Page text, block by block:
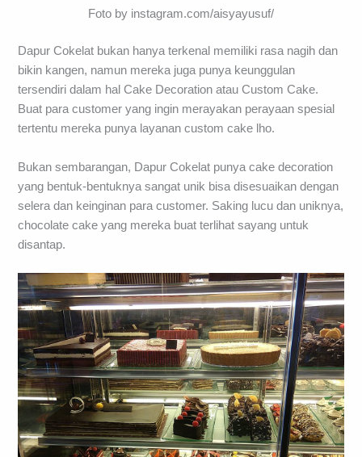
Foto by instagram.com/aisyayusuf/
Dapur Cokelat bukan hanya terkenal memiliki rasa nagih dan
bikin kangen, namun mereka juga punya keunggulan
tersendiri dalam hal Cake Decoration atau Custom Cake.
Buat para customer yang ingin merayakan perayaan spesial
tertentu mereka punya layanan custom cake lho.
Bukan sembarangan, Dapur Cokelat punya cake decoration
yang bentuk-bentuknya sangat unik bisa disesuaikan dengan
selera dan keinginan para customer. Saking lucu dan uniknya,
chocolate cake yang mereka buat terlihat sayang untuk
disantap.